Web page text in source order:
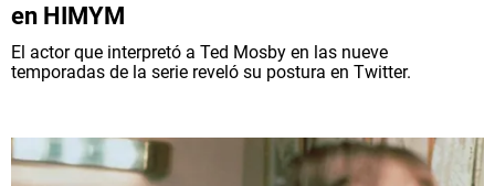
en HIMYM
El actor que interpretó a Ted Mosby en las nueve
temporadas de la serie reveló su postura en Twitter.